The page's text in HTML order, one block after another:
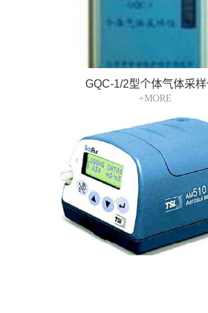
GQC-1/2型个体气体采样
+MORE